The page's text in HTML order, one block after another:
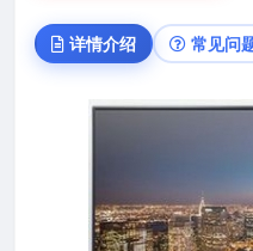
详情介绍 常见问